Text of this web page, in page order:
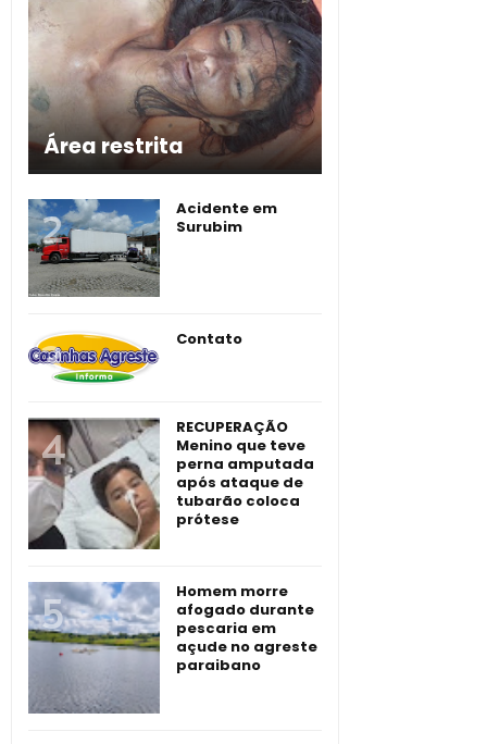
Área restrita
Acidente em
Surubim
Contato
RECUPERAÇÃO
Menino que teve
perna amputada
após ataque de
tubarão coloca
prótese
Homem morre
afogado durante
pescaria em
açude no agreste
paraibano